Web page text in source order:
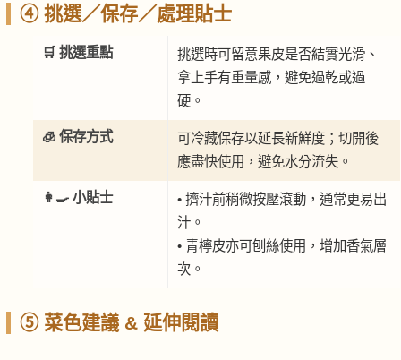
④ 挑選／保存／處理貼士
🛒 挑選重點
挑選時可留意果皮是否結實光滑、
拿上手有重量感，避免過乾或過
硬。
🧊 保存方式
可冷藏保存以延長新鮮度；切開後
應盡快使用，避免水分流失。
👩‍🍳 小貼士
• 擠汁前稍微按壓滾動，通常更易出
汁。
• 青檸皮亦可刨絲使用，增加香氣層
次。
⑤ 菜色建議 & 延伸閱讀